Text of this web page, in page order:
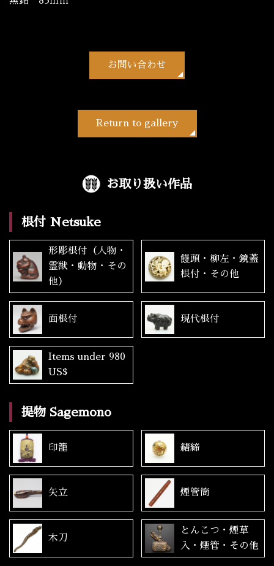
お問い合わせ
Return to gallery
お取り扱い作品
根付 Netsuke
形彫根付（人物・
霊獣・動物・その
他）
饅頭・柳左・鏡蓋
根付・その他
面根付 現代根付
Items under 980
US$
提物 Sagemono
印籠 緒締
矢立 煙管筒
木刀
とんこつ・煙草
入・煙管・その他